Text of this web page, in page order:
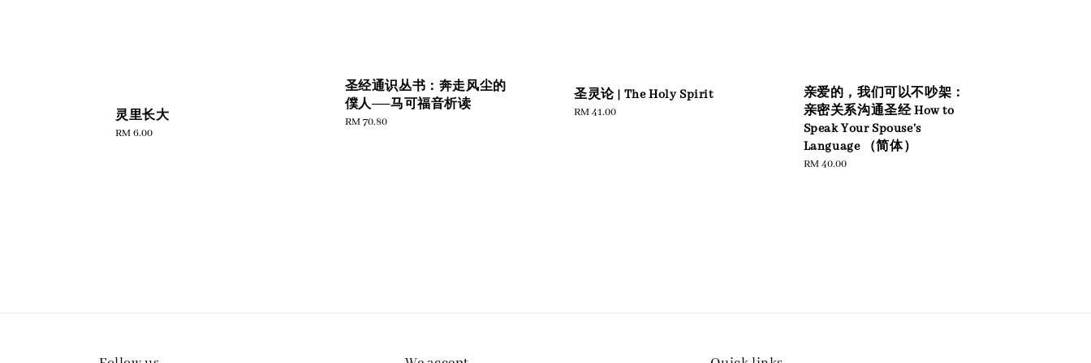
灵里长大
Regular
RM 6.00
圣经通识丛书：奔走风尘的
僕人──马可福音析读
Regular
RM 70.80
圣灵论 | The Holy Spirit
Regular
RM 41.00
亲爱的，我们可以不吵架：
亲密关系沟通圣经 How to
Speak Your Spouse's
Language （简体）
Regular
RM 40.00